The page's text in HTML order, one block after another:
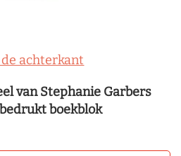
achterkant
van Stephanie Garbers
boekblok